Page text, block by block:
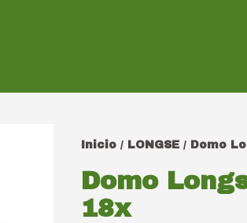
Inicio / LONGSE / Domo
Domo
18x